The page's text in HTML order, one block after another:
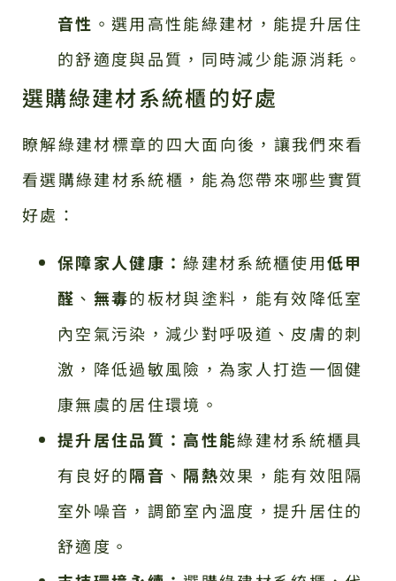
音性 。選用高性能綠建材，能提升居住
的舒適度與品質，同時減少能源消耗。
選購綠建材系統櫃的好處
瞭解綠建材標章的四大面向後，讓我們來看
看選購綠建材系統櫃，能為您帶來哪些實質
好處：
保障家人健康：綠建材系統櫃使用低甲
醛 、 無毒的板材與塗料，能有效降低室
內空氣污染，減少對呼吸道、皮膚的刺
激，降低過敏風險，為家人打造一個健
康無虞的居住環境。
提升居住品質： 高性能綠建材系統櫃具
有良好的隔音 、 隔熱效果，能有效阻隔
室外噪音，調節室內溫度，提升居住的
舒適度。